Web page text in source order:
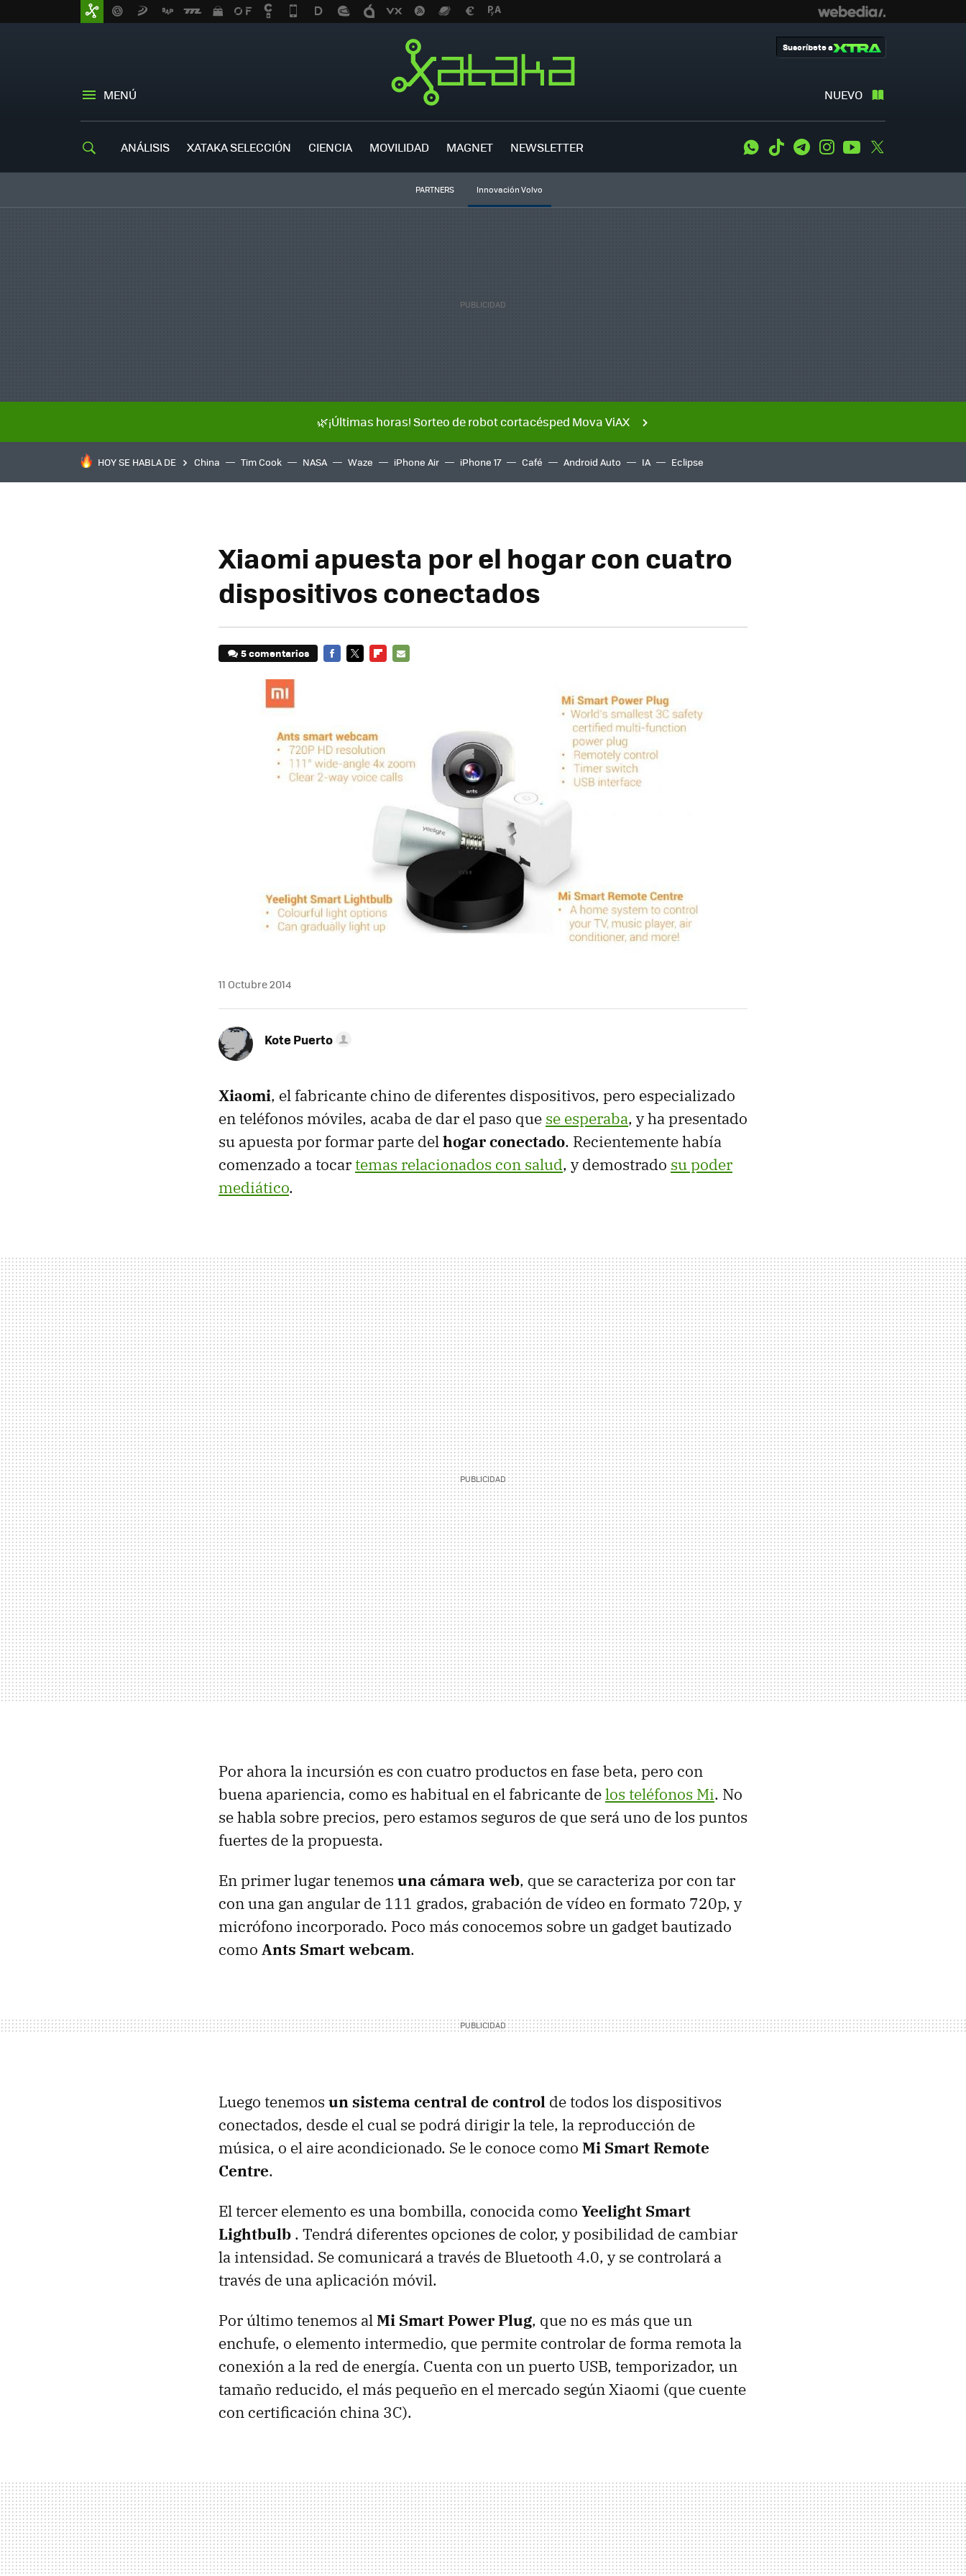
MENÚ NUEVO
Suscríbete a
ANÁLISIS XATAKA SELECCIÓN CIENCIA MOVILIDAD MAGNET NEWSLETTER WhatsApp
Tiktok TelegramInstagramYoutube
PARTNERS Innovación Volvo
🌿¡Últimas horas! Sorteo de robot cortacésped Mova ViAX
HOY SE HABLA DE China Tim Cook NASA Waze iPhone Air iPhone 17 Café Android Auto IA Eclipse
Xiaomi apuesta por el hogar con cuatro
dispositivos conectados
5 comentarios
11 Octubre 2014
Kote Puerto
Xiaomi, el fabricante chino de diferentes dispositivos, pero especializado
en teléfonos móviles, acaba de dar el paso que se esperaba, y ha presentado
su apuesta por formar parte delhogar conectado. Recientemente había
comenzado a tocartemas relacionados con salud, y demostrado su poder
mediático.
Por ahora la incursión es con cuatro productos en fase beta, pero con
buena apariencia, como es habitual en el fabricante delos teléfonos Mi. No
se habla sobre precios, pero estamos seguros de que será uno de los puntos
fuertes de la propuesta.
En primer lugar tenemos una cámara web, que se caracteriza por con tar
con una gan angular de 111 grados, grabación de vídeo en formato 720p, y
micrófono incorporado. Poco más conocemos sobre un gadget bautizado
como Ants Smart webcam.
Luego tenemos un sistema central de control de todos los dispositivos
conectados, desde el cual se podrá dirigir la tele, la reproducción de
música, o el aire acondicionado. Se le conoce como Mi Smart Remote
Centre.
El tercer elemento es una bombilla, conocida como Yeelight Smart
Lightbulb . Tendrá diferentes opciones de color, y posibilidad de cambiar
la intensidad. Se comunicará a través de Bluetooth 4.0, y se controlará a
través de una aplicación móvil.
Por último tenemos alMi Smart Power Plug, que no es más que un
enchufe, o elemento intermedio, que permite controlar de forma remota la
conexión a la red de energía. Cuenta con un puerto USB, temporizador, un
tamaño reducido, el más pequeño en el mercado según Xiaomi (que cuente
con certificación china 3C).